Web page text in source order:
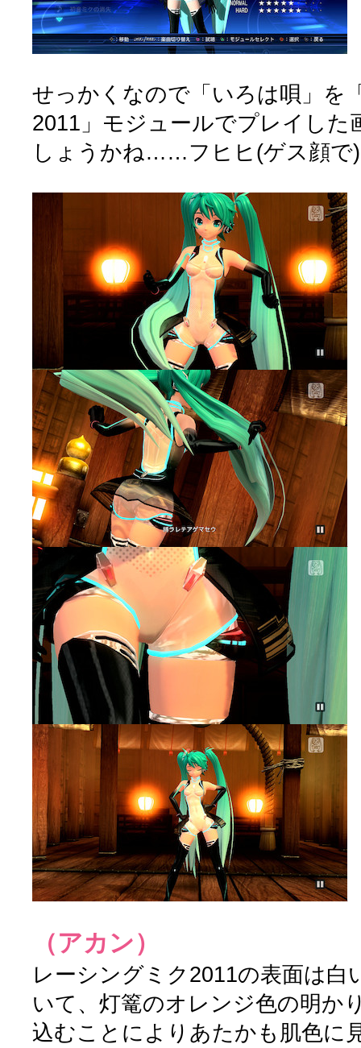
せっかくなので「いろは唄」を
2011」モジュールでプレイした
しょうかね……フヒヒ(ゲス顔で)
（アカン）
レーシングミク2011の表面は白
いて、灯篭のオレンジ色の明か
込むことによりあたかも肌色に